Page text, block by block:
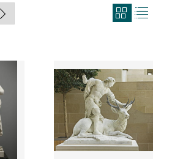
View
search